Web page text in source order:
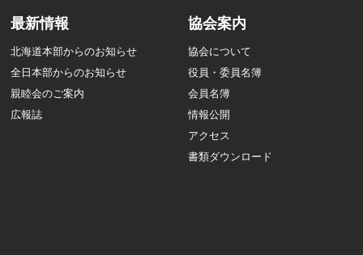
最新情報
北海道本部からのお知らせ
全日本部からのお知らせ
親睦会のご案内
広報誌
協会案内
協会について
役員・委員名簿
会員名簿
情報公開
アクセス
書類ダウンロード